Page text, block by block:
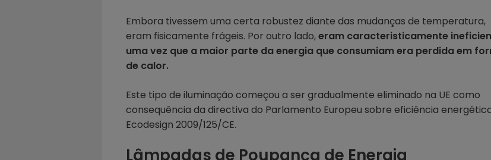
Embora tivessem uma certa robustez diante das mudanças de temperatura,
eram fisicamente frágeis. Por outro lado,eram caracteristicamente
uma vez que a maior parte da energia que consumiam era perdida em
de calor.
Este tipo de iluminação começou a ser gradualmente eliminado na UE como
consequência da directiva do Parlamento Europeu sobre eficiência
Ecodesign 2009/125/CE.
Lâmpadas de Poupança de Energia